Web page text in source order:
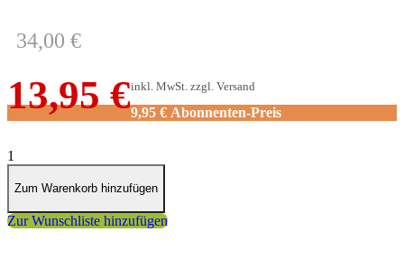
34,00 €
inkl. MwSt. zzgl. Versand
13,95 €9,95 € Abonnenten-Preis
1
Zum Warenkorb hinzufügen
Zur Wunschliste hinzufügen